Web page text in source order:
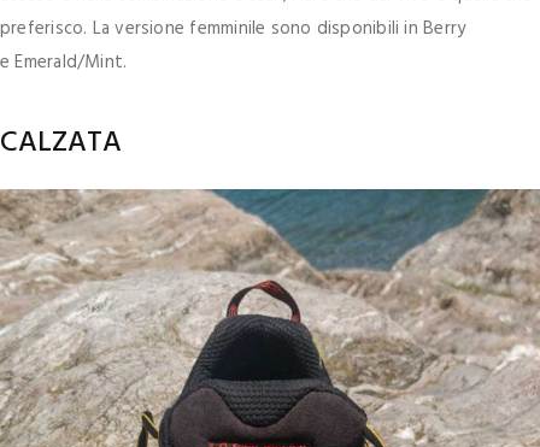
preferisco. La versione femminile sono disponibili in Berry
e Emerald/Mint.
CALZATA